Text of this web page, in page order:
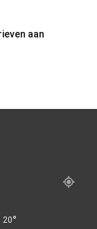
aan
20°